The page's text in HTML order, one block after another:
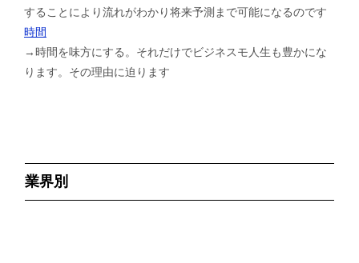
することにより流れがわかり将来予測まで可能になるのです
時間
→時間を味方にする。それだけでビジネスモ人生も豊かにな
ります。その理由に迫ります
業界別